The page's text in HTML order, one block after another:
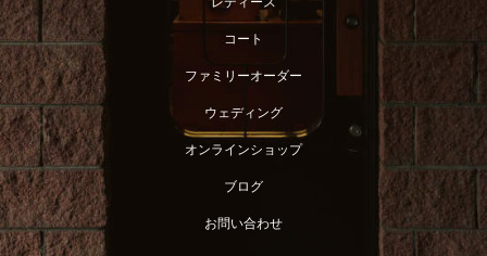
コート
ファミリーオーダー
ウェディング
オンラインショップ
ブログ
お問い合わせ